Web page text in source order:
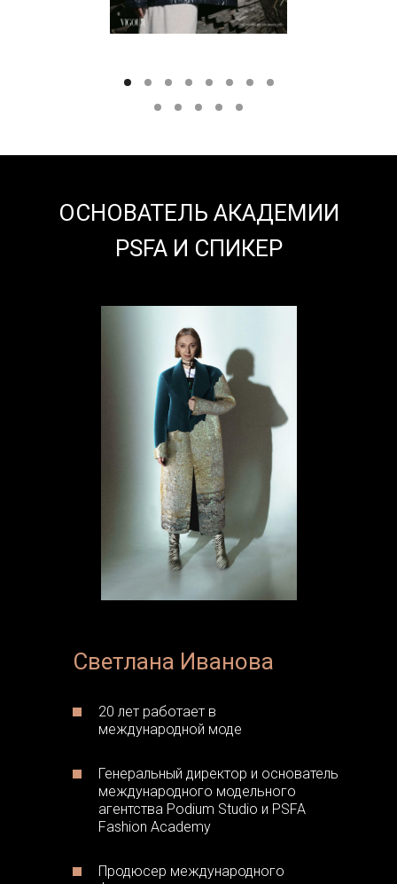
20 лет работает в
международной моде
Генеральный директор и основатель
международного модельного
агентства Podium Studio и PSFA
Fashion Academy
Продюсер международного
Светлана Иванова
ОСНОВАТЕЛЬ АКАДЕМИИ
PSFA И СПИКЕР